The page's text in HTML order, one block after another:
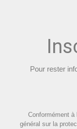
Pour rester
Conformément
général sur la